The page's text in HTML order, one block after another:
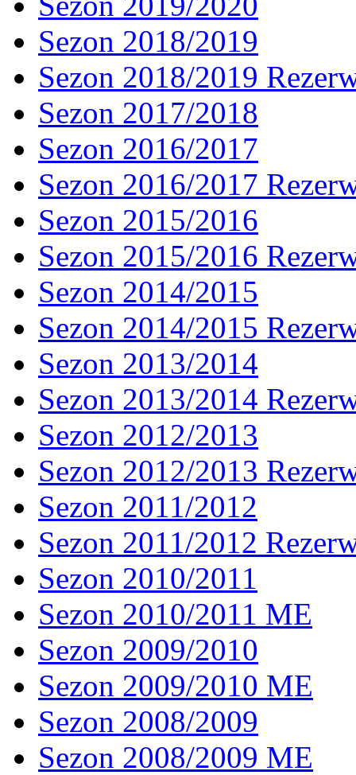
Sezon 2018/2019
Sezon 2018/2019
Sezon 2017/2018
Sezon 2016/2017
Sezon 2016/2017
Sezon 2015/2016
Sezon 2015/2016
Sezon 2014/2015
Sezon 2014/2015
Sezon 2013/2014
Sezon 2013/2014
Sezon 2012/2013
Sezon 2012/2013
Sezon 2011/2012
Sezon 2011/2012
Sezon 2010/2011
Sezon 2010/2011 ME
Sezon 2009/2010
Sezon 2009/2010 ME
Sezon 2008/2009
Sezon 2008/2009 ME